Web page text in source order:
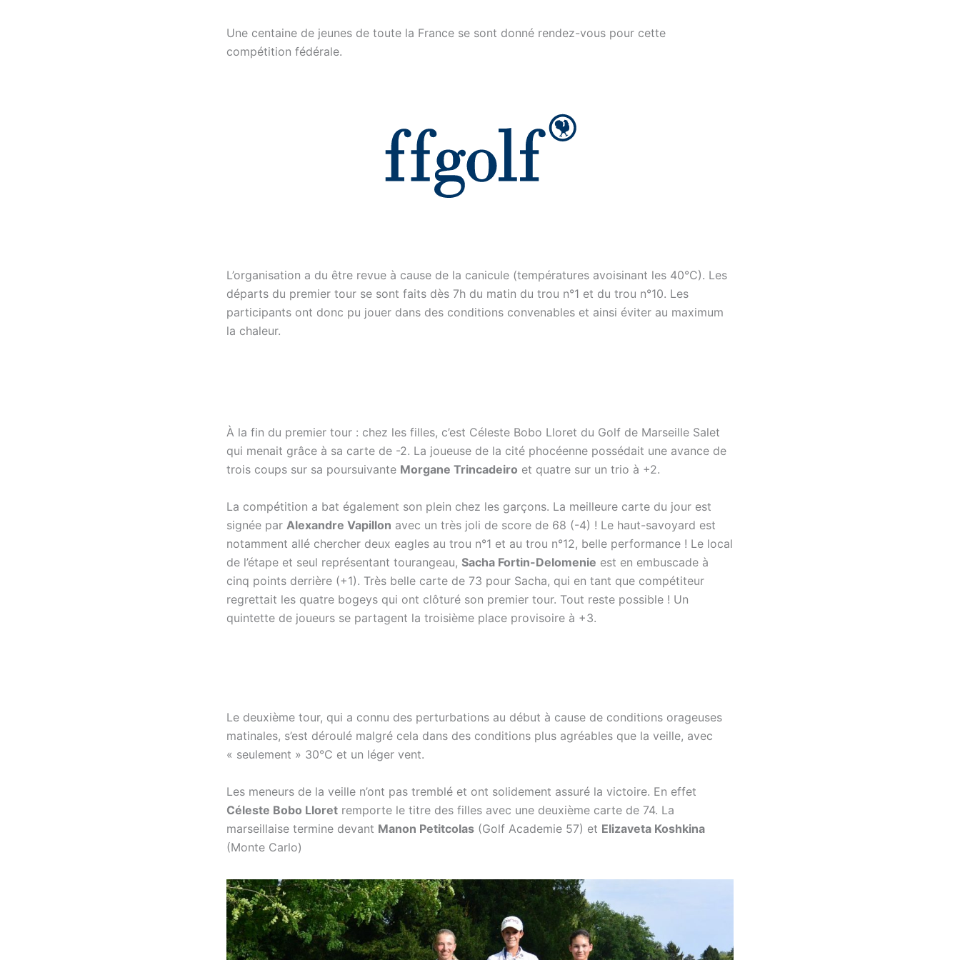
Une centaine de jeunes de toute la France se sont donné rendez-vous pour cette
compétition fédérale.
L’organisation a du être revue à cause de la canicule (températures avoisinant les 40°C). Les
départs du premier tour se sont faits dès 7h du matin du trou n°1 et du trou n°10. Les
participants ont donc pu jouer dans des conditions convenables et ainsi éviter au maximum
la chaleur.
À la fin du premier tour : chez les filles, c’est Céleste Bobo Lloret du Golf de Marseille Salet
qui menait grâce à sa carte de -2. La joueuse de la cité phocéenne possédait une avance de
trois coups sur sa poursuivante Morgane Trincadeiro et quatre sur un trio à +2.
La compétition a bat également son plein chez les garçons. La meilleure carte du jour est
signée par Alexandre Vapillon avec un très joli de score de 68 (-4) ! Le haut-savoyard est
notamment allé chercher deux eagles au trou n°1 et au trou n°12, belle performance ! Le local
de l’étape et seul représentant tourangeau, Sacha Fortin-Delomenie est en embuscade à
cinq points derrière (+1). Très belle carte de 73 pour Sacha, qui en tant que compétiteur
regrettait les quatre bogeys qui ont clôturé son premier tour. Tout reste possible ! Un
quintette de joueurs se partagent la troisième place provisoire à +3.
Le deuxième tour, qui a connu des perturbations au début à cause de conditions orageuses
matinales, s’est déroulé malgré cela dans des conditions plus agréables que la veille, avec
« seulement » 30°C et un léger vent.
Les meneurs de la veille n’ont pas tremblé et ont solidement assuré la victoire. En effet
Céleste Bobo Lloret remporte le titre des filles avec une deuxième carte de 74. La
marseillaise termine devant Manon Petitcolas (Golf Academie 57) et Elizaveta Koshkina
(Monte Carlo)